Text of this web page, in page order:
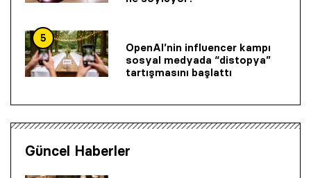
5
OpenAI’nin influencer kampı
sosyal medyada “distopya”
tartışmasını başlattı
Güncel Haberler